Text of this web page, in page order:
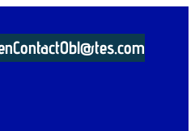
ContactObl@tes.com